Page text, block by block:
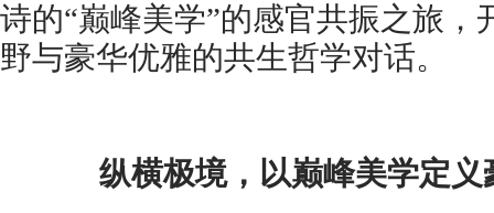
诗的“巅峰美学”的感官共振之旅，
野与豪华优雅的共生哲学对话。
纵横极境，以巅峰美学定义